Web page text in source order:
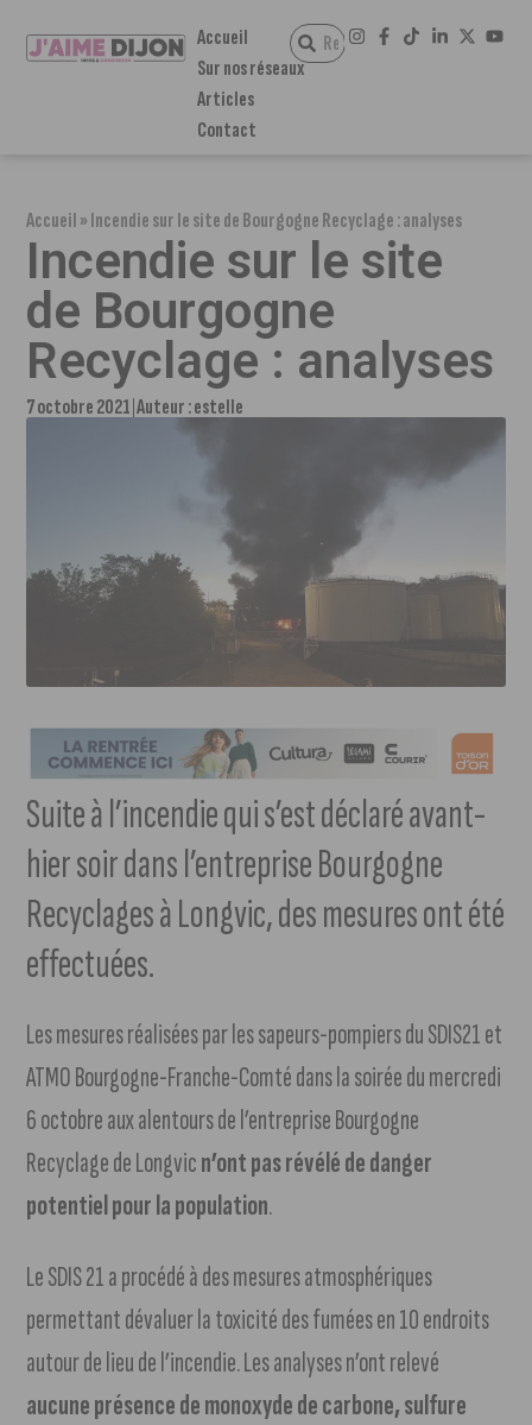
Accueil
Sur nos réseaux
Articles
Contact
Accueil»Incendie sur le site de Bourgogne Recyclage : analyses
Incendie sur le site
de Bourgogne
Recyclage : analyses
7 octobre 2021 Auteur :estelle
Suite à l’incendie qui s’est déclaré avant-
hier soir dans l’entreprise Bourgogne
Recyclages à Longvic, des mesures ont été
effectuées.
Les mesures réalisées par les sapeurs-pompiers du SDIS21 et
ATMO Bourgogne-Franche-Comté dans la soirée du mercredi
6 octobre aux alentours de l’entreprise Bourgogne
Recyclage de Longvicn’ont pas révélé de danger
potentiel pour la population.
Le SDIS 21 a procédé à des mesures atmosphériques
permettant dévaluer la toxicité des fumées en 10 endroits
autour de lieu de l’incendie. Les analyses n’ont relevé
aucune présence de monoxyde de carbone, sulfure